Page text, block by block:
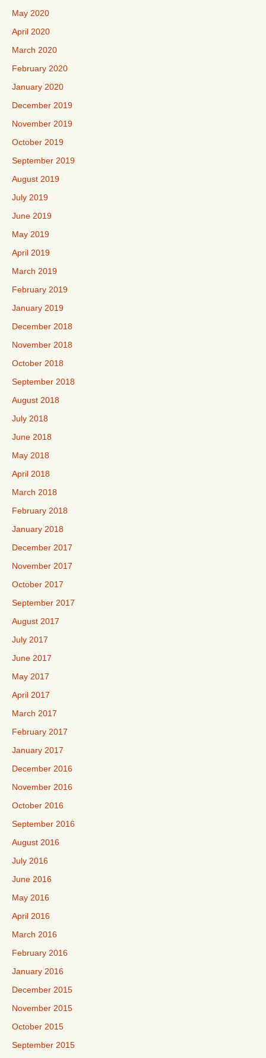
May 2020
April 2020
March 2020
February 2020
January 2020
December 2019
November 2019
October 2019
September 2019
August 2019
July 2019
June 2019
May 2019
April 2019
March 2019
February 2019
January 2019
December 2018
November 2018
October 2018
September 2018
August 2018
July 2018
June 2018
May 2018
April 2018
March 2018
February 2018
January 2018
December 2017
November 2017
October 2017
September 2017
August 2017
July 2017
June 2017
May 2017
April 2017
March 2017
February 2017
January 2017
December 2016
November 2016
October 2016
September 2016
August 2016
July 2016
June 2016
May 2016
April 2016
March 2016
February 2016
January 2016
December 2015
November 2015
October 2015
September 2015